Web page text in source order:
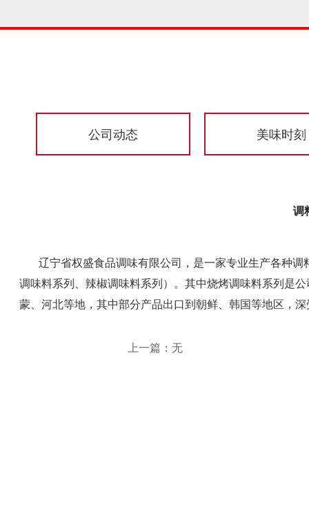
公司动态 美味时刻
调
辽宁省权盛食品调味有限公司，是一家专业生产各种调
调味料系列、辣椒调味料系列）。其中烧烤调味料系列是
蒙、河北等地，其中部分产品出口到朝鲜、韩国等地区，
上一篇：无